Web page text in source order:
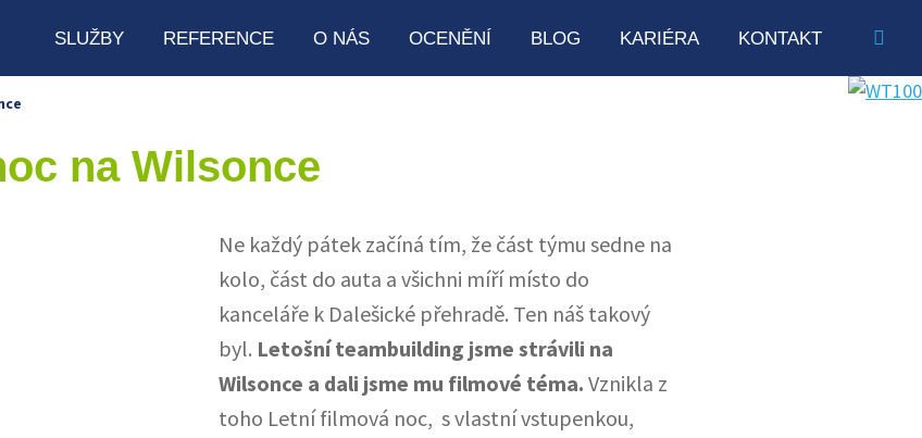
SLUŽBY REFERENCE O NÁS OCENĚNÍ BLOG KARIÉRA KONTAKT
na Wilsonce
Ne každý pátek začíná tím, že část týmu sedne na
kolo, část do auta a všichni míří místo do
kanceláře k Dalešické přehradě. Ten náš takový
byl. Letošní teambuilding jsme strávili na
Wilsonce a dali jsme mu filmové téma. Vznikla z
toho Letní filmová noc, s vlastní vstupenkou,